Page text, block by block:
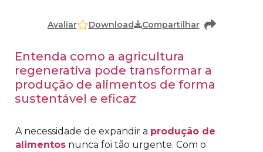
Avaliar Download Compartilhar
Entenda como a agricultura
regenerativa pode transformar a
produção de alimentos de forma
sustentável e eficaz
A necessidade de expandir a produção de
alimentos nunca foi tão urgente. Com o